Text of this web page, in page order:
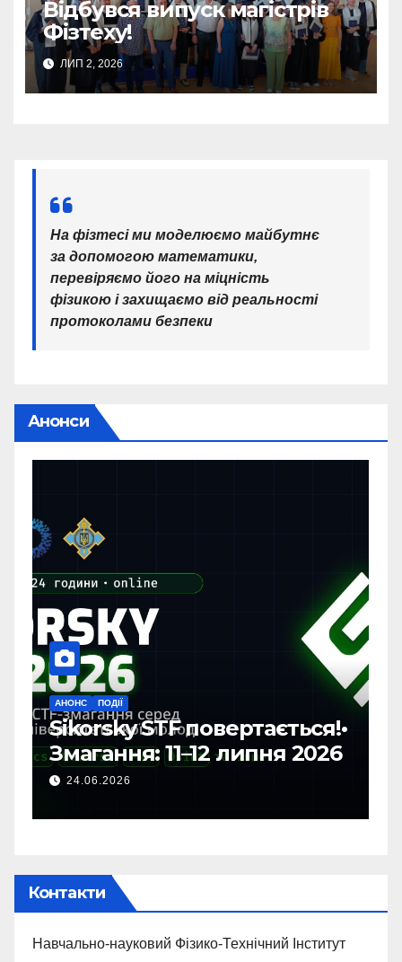
Відбувся випуск магістрів
Фізтеху!
ЛИП 2, 2026
На фізтесі ми моделюємо майбутнє
за допомогою математики,
перевіряємо його на міцність
фізикою і захищаємо від реальності
протоколами безпеки
Анонси
STF повертається!•
11–12 липня 2026
Вітаємо
Контакти
Навчально-науковий Фізико-Технічний Інститут